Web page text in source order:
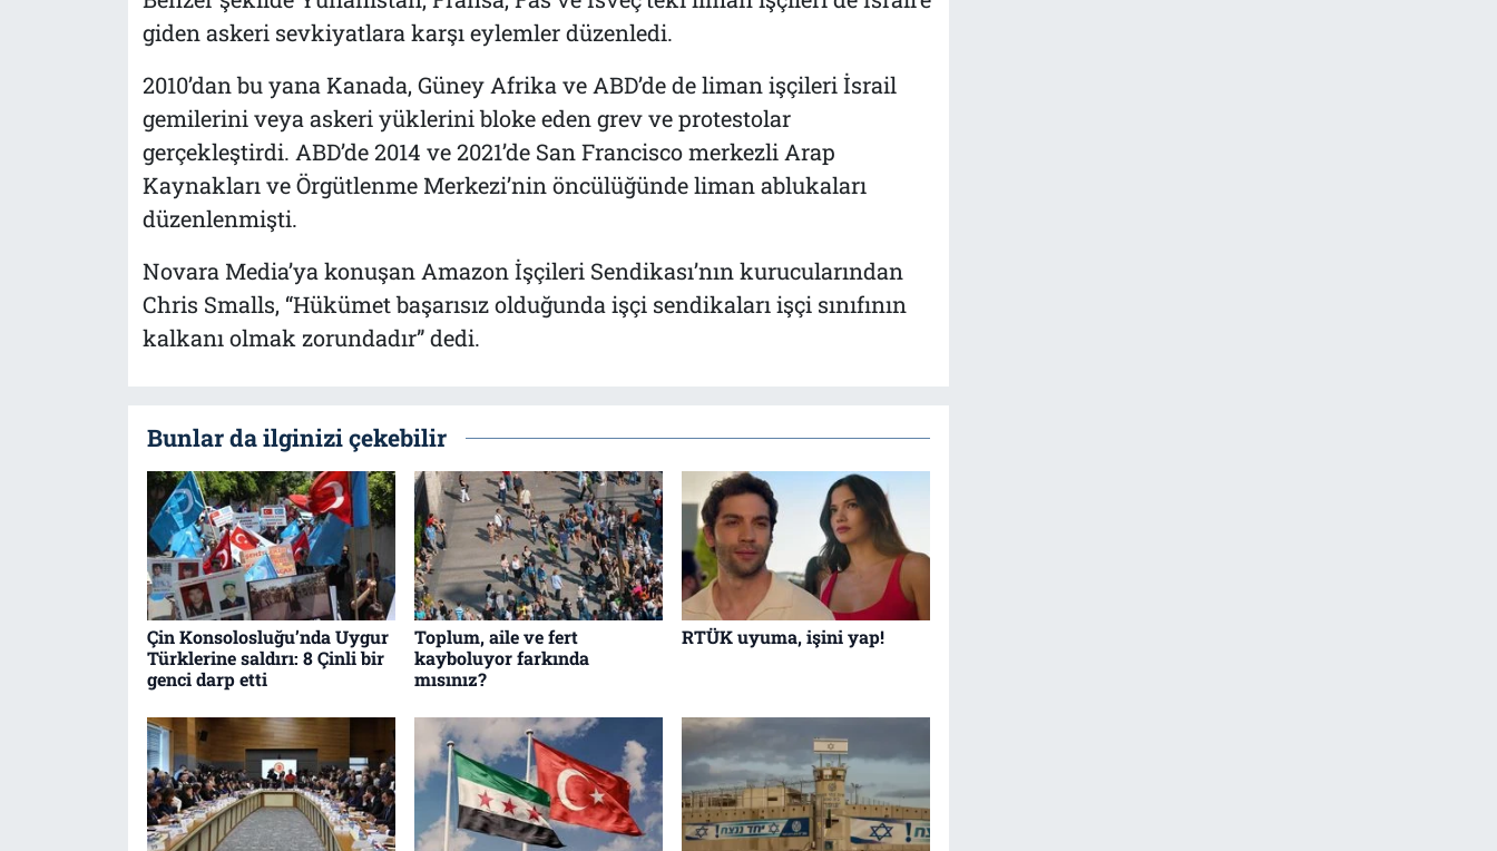
giden askeri sevkiyatlara karşı eylemler düzenledi.
2010’dan bu yana Kanada, Güney Afrika ve ABD’de de liman işçileri İsrail
gemilerini veya askeri yüklerini bloke eden grev ve protestolar
gerçekleştirdi. ABD’de 2014 ve 2021’de San Francisco merkezli Arap
Kaynakları ve Örgütlenme Merkezi’nin öncülüğünde liman ablukaları
düzenlenmişti.
Novara Media’ya konuşan Amazon İşçileri Sendikası’nın kurucularından
Chris Smalls, “Hükümet başarısız olduğunda işçi sendikaları işçi sınıfının
kalkanı olmak zorundadır” dedi.
Bunlar da ilginizi çekebilir
Çin Konsolosluğu’nda Uygur
Türklerine saldırı: 8 Çinli bir
genci darp etti
Toplum, aile ve fert
kayboluyor farkında
mısınız?
RTÜK uyuma, işini yap!